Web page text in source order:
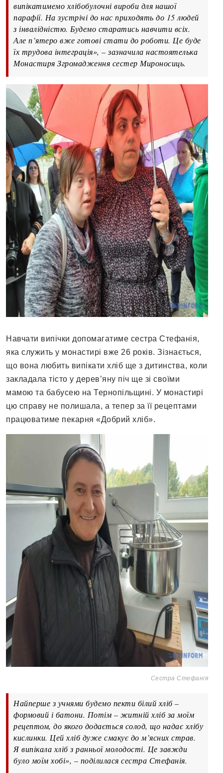
випікатимемо хлібобулочні вироби для нашої
парафії. На зустрічі до нас приходять до 15 людей
з інвалідністю. Будемо старатись навчити всіх.
Але п’ятеро вже готові стати до роботи. Це буде
їх трудова інтеграція», – зазначила настоятелька
Монастиря Згромадження сестер Мироносиць.
Навчати випічки допомагатиме сестра Стефанія,
яка служить у монастирі вже 26 років. Зізнається,
що вона любить випікати хліб ще з дитинства, коли
закладала тісто у дерев’яну піч ще зі своїми
мамою та бабусею на Тернопільщині. У монастирі
цю справу не полишала, а тепер за її рецептами
працюватиме пекарня «Добрий хліб».
Сестра Стефанія
Найперше з учнями будемо пекти білий хліб –
формовий і батони. Потім – житній хліб за моїм
рецептом, до якого додається солод, що надає хлібу
кислинки. Цей хліб дуже смакує до м’ясних страв.
Я випікала хліб з ранньої молодості. Це завжди
було моїм хобі», – поділилася сестра Стефанія.